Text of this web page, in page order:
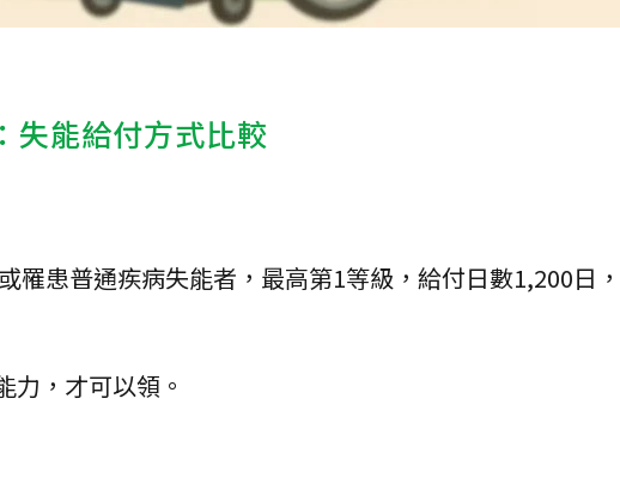
失能給付方式比較
罹患普通疾病失能者，最高第1等級，給付日數1,200日
力，才可以領。